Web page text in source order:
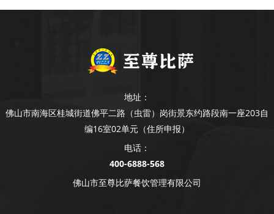
地址：
佛山市南海区桂城街道佛平二路（虫雷）岗街景东约路段南一座203自
编16室02单元（住所申报）
电话：
400-6888-568
佛山市至尊比萨餐饮管理有限公司